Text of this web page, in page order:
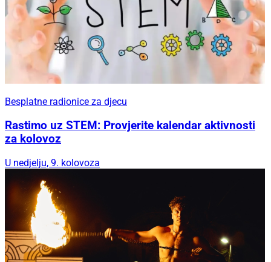
Besplatne radionice za djecu
Rastimo uz STEM: Provjerite kalendar aktivnosti
za kolovoz
U nedjelju, 9. kolovoza